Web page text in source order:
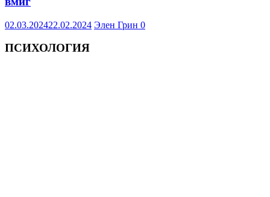
02.03.202422.02.2024 Элен Грин 0
ПСИХОЛОГИЯ